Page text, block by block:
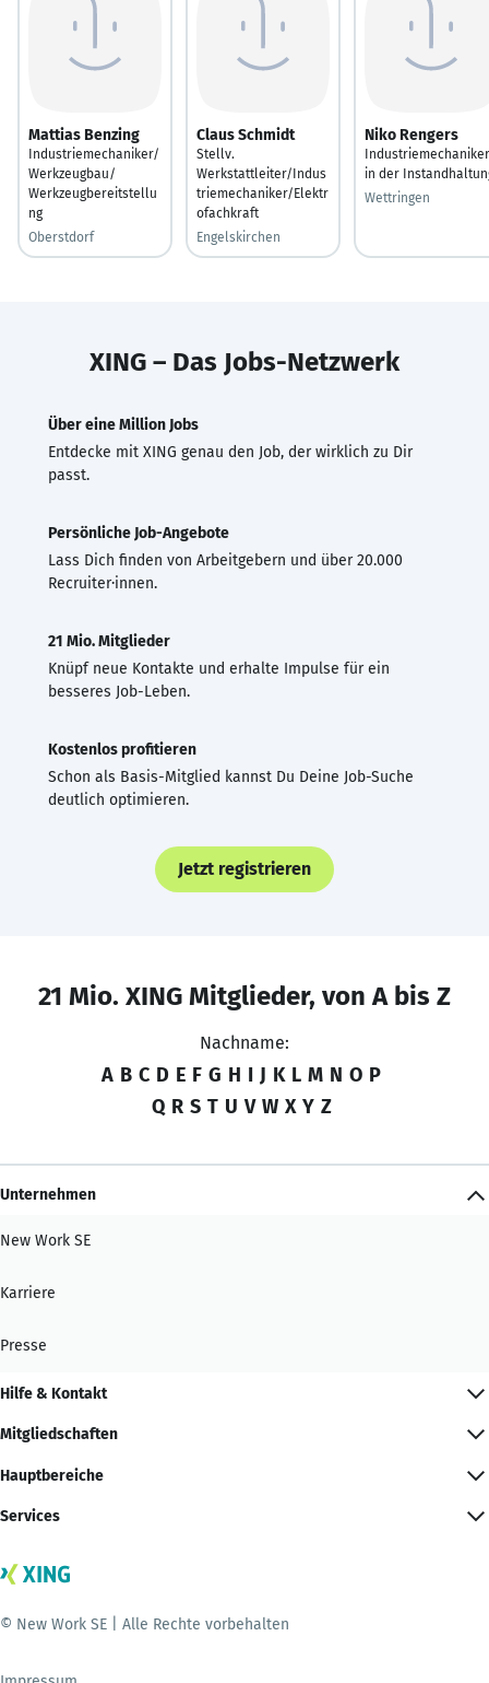
Mattias Benzing
Industriemechaniker/
Werkzeugbau/
Werkzeugbereitstellu
ng
Oberstdorf
Claus Schmidt
Stellv.
Werkstattleiter/Indus
triemechaniker/Elektr
ofachkraft
Engelskirchen
Niko Rengers
Industriemechaniker
in der
Wettringen
XING – Das Jobs-Netzwerk
Über eine Million Jobs
Entdecke mit XING genau den Job, der wirklich zu Dir
passt.
Persönliche Job-Angebote
Lass Dich finden von Arbeitgebern und über 20.000
Recruiter·innen.
21 Mio. Mitglieder
Knüpf neue Kontakte und erhalte Impulse für ein
besseres Job-Leben.
Kostenlos profitieren
Schon als Basis-Mitglied kannst Du Deine Job-Suche
deutlich optimieren.
Jetzt registrieren
21 Mio. XING Mitglieder, von A bis Z
Nachname:
A B C D E F G H I J K L M N O P
Q R S T U V W X Y Z
Unternehmen
New Work SE
Karriere
Presse
Hilfe & Kontakt
Mitgliedschaften
Hauptbereiche
Services
© New Work SE | Alle Rechte vorbehalten